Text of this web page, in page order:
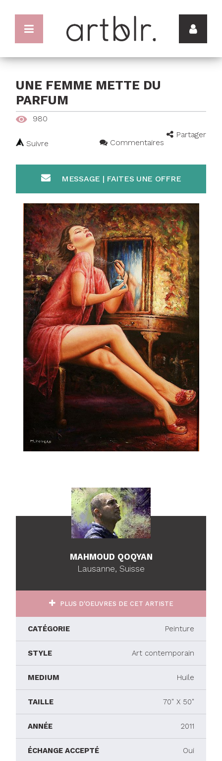
UNE FEMME METTE DU
PARFUM
980
Partager
Suivre
Commentaires
MESSAGE | FAITES UNE OFFRE
MAHMOUD QOQYAN
Lausanne, Suisse
PLUS D'OEUVRES DE CET ARTISTE
CATÉGORIE Peinture
STYLE Art contemporain
MEDIUM Huile
TAILLE 70" X 50"
ANNÉE 2011
ÉCHANGE ACCEPTÉ Oui